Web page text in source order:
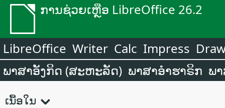
ການຊ່ວຍເຫຼືອ LibreOffice 26.2
LibreOffice Writer Calc Impress
ພາສາອັງກິດ (ສະຫະລັດ) ພາສາອຳຮາຣິກ ພ
ເນື້ອໃນ